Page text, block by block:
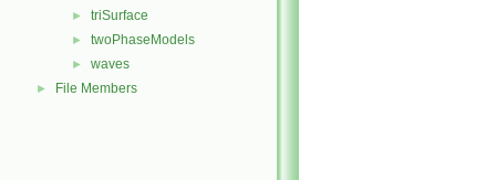
► triSurface
► twoPhaseModels
► waves
► File Members